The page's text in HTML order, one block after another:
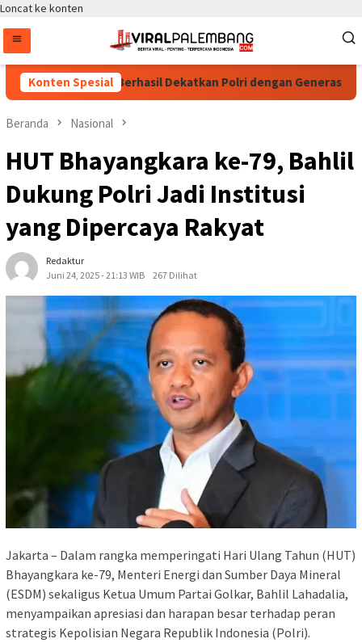
Loncat ke konten
Konten Spesial
2026 Dinilai Berhasil Dekatkan Polri dengan Generasi Muda
Beranda Nasional
HUT Bhayangkara ke-79, Bahlil
Dukung Polri Jadi Institusi
yang Dipercaya Rakyat
Redaktur
Juni 24, 2025 - 21:13 WIB
267 Dilihat
Jakarta – Dalam rangka memperingati Hari Ulang Tahun (HUT)
Bhayangkara ke-79, Menteri Energi dan Sumber Daya Mineral
(ESDM) sekaligus Ketua Umum Partai Golkar, Bahlil Lahadalia,
menyampaikan apresiasi dan harapan besar terhadap peran
strategis Kepolisian Negara Republik Indonesia (Polri).